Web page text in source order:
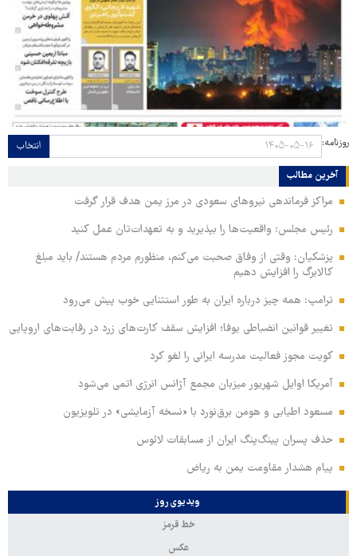
روزنامه: انتخاب
آخرین مطالب
مراکز فرماندهی نیروهای سعودی در مرز یمن هدف قرار گرفت
رئیس مجلس: واقعیت‌ها را بپذیرید و به تعهدات‌تان عمل کنید
پزشکیان: وقتی از وفاق صحبت می‌کنم، منظورم مردم هستند/ باید مبلغ
کالابرگ را افزایش دهیم
ترامپ: همه چیز درباره ایران به طور استثنایی خوب پیش می‌رود
تغییر قوانین انضباطی یوفا؛ افزایش سقف کارت‌های زرد در رقابت‌های اروپایی
کویت مجوز فعالیت مدرسه ایرانی را لغو کرد
آمریکا اوایل شهریور میزبان مجمع آژانس انرژی اتمی می‌شود
مسعود اطیابی و هومن برق‌نورد با «نسخه آزمایشی» در تلویزیون
حذف پسران پینگ‌پنگ ایران از مسابقات لائوس
پیام هشدار مقاومت یمن به ریاض
ویدیوی روز
خط قرمز
عکس